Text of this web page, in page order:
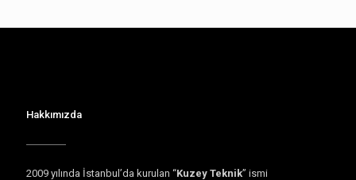
Hakkımızda
2009 yılında İstanbul’da kurulan “Kuzey Teknik” ismi